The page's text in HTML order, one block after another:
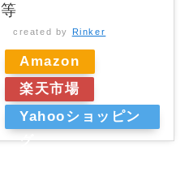
等
created by Rinker
Amazon
楽天市場
Yahooショッピン
グ